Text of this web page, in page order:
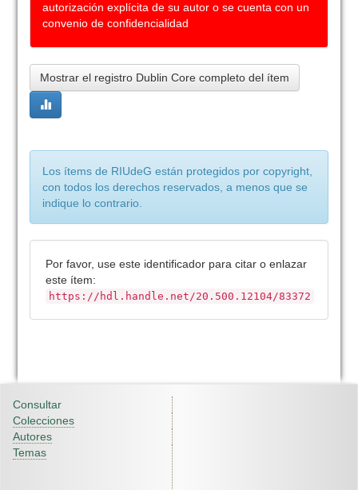
autorización explícita de su autor o se cuenta con un
convenio de confidencialidad
Mostrar el registro Dublin Core completo del ítem
Los ítems de RIUdeG están protegidos por copyright,
con todos los derechos reservados, a menos que se
indique lo contrario.
Por favor, use este identificador para citar o enlazar
este ítem:
https://hdl.handle.net/20.500.12104/83372
Consultar
Colecciones
Autores
Temas